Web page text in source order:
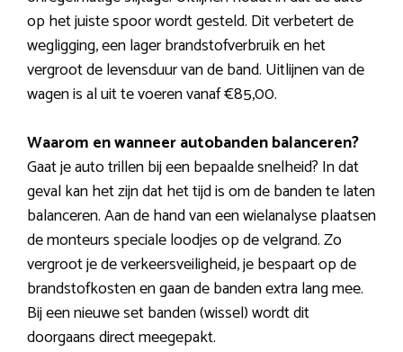
op het juiste spoor wordt gesteld. Dit verbetert de
wegligging, een lager brandstofverbruik en het
vergroot de levensduur van de band. Uitlijnen van de
wagen is al uit te voeren vanaf €85,00.
Waarom en wanneer autobanden balanceren?
Gaat je auto trillen bij een bepaalde snelheid? In dat
geval kan het zijn dat het tijd is om de banden te laten
balanceren. Aan de hand van een wielanalyse plaatsen
de monteurs speciale loodjes op de velgrand. Zo
vergroot je de verkeersveiligheid, je bespaart op de
brandstofkosten en gaan de banden extra lang mee.
Bij een nieuwe set banden (wissel) wordt dit
doorgaans direct meegepakt.